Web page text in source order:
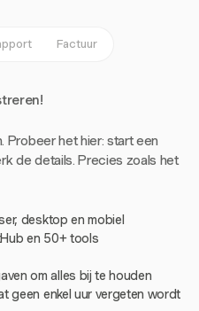
Factuur
Probeer het hier: start een
de details. Precies zoals het
desktop en mobiel
en 50+ tools
om alles bij te houden
geen enkel uur vergeten wordt